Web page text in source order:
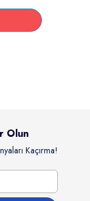
Olun
Kaçırma!